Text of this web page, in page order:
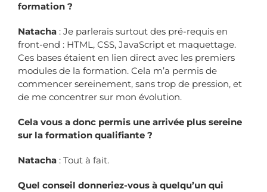
formation ?
Natacha : Je parlerais surtout des pré-requis en
front-end : HTML, CSS, JavaScript et maquettage.
Ces bases étaient en lien direct avec les premiers
modules de la formation. Cela m’a permis de
commencer sereinement, sans trop de pression, et
de me concentrer sur mon évolution.
Cela vous a donc permis une arrivée plus sereine
sur la formation qualifiante ?
Natacha : Tout à fait.
Quel conseil donneriez-vous à quelqu’un qui